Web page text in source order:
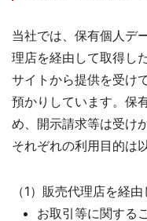
当社では、保有個人デ
理店を経由して取得し
サイトから提供を受け
預かりしています。保
め、開示請求等は受け
それぞれの利用目的は
（1）販売代理店を経
お取引等に関する